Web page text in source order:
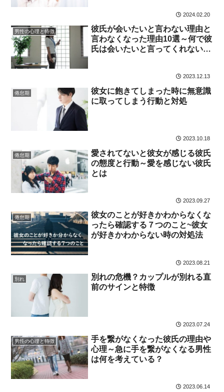
2024.02.20
男性の心理と特徴
彼氏が会いたいと言わない理由と
言わなくなった理由10選～何で彼
氏は会いたいと言ってくれない
2023.12.13
倦怠期
彼女に飽きてしまった時に無意識
に取ってしまう行動と対処
2023.10.18
倦怠期
愛されてないと彼女が感じる彼氏
の態度と行動～愛を感じない彼氏
とは
2023.09.27
倦怠期
彼女のことが好きかわからなくな
ったら確認する７つのこと~彼女
が好きかわからない時の対処法
2023.08.21
別れ
別れの危機？カップルが別れる直
前のサインと特徴
2023.07.24
男性の心理と特徴
手を繋がなくなった彼氏の理由や
心理～急に手を繋がなくなる男性
は何を考えている？
2023.06.14